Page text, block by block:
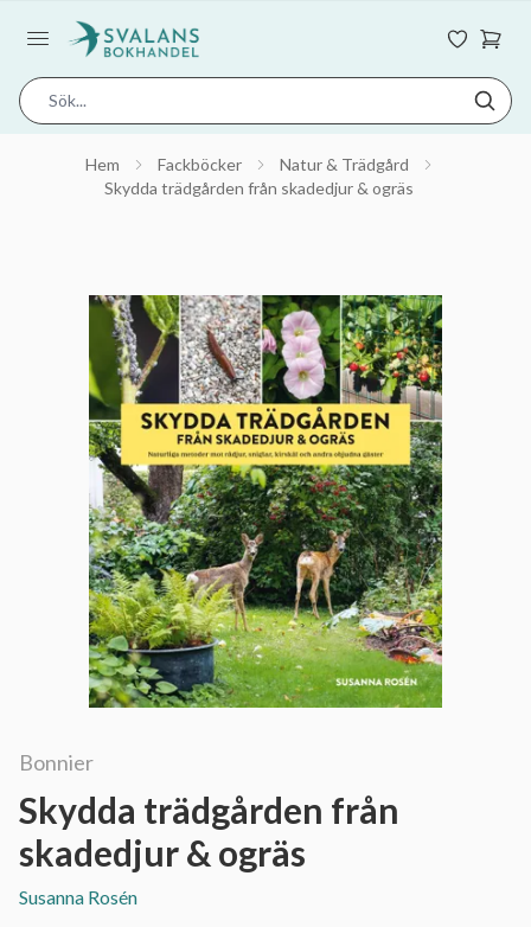
Hem Fackböcker
Natur & Trädgård
Skydda trädgården från skadedjur & ogräs
Bonnier
Skydda trädgården från
skadedjur & ogräs
Susanna Rosén